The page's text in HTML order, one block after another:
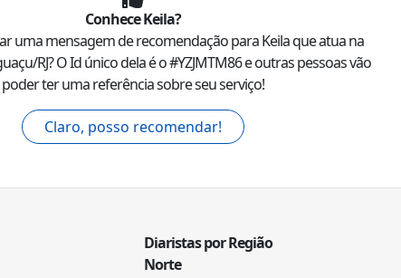
ConheceKeila?
uma mensagem de recomendação paraKeilaque atua na
/RJ? O Id único dela é o #YZJMTM86e outras pessoas vão
poder ter uma referência sobre seu serviço!
Claro, posso recomendar!
Diaristas por Região
Norte